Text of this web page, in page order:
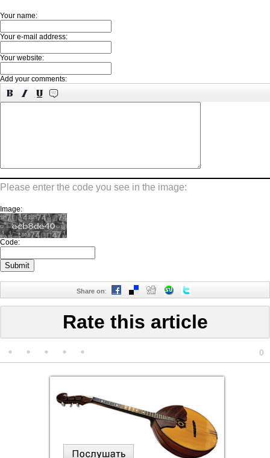
Your name:
Your e-mail address:
Your website:
Add your comments:
Please enter the code you see in the image:
Image:
Code:
Share on:
Rate this article
0